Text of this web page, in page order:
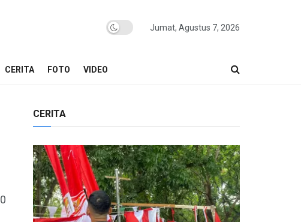
Jumat, Agustus 7, 2026
CERITA FOTO VIDEO
0
CERITA